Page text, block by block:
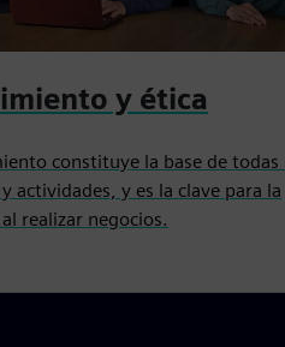
y ética
constituye la base de todas
actividades, y es la clave para la
realizar negocios.